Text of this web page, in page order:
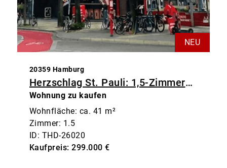
NEU
20359 Hamburg
Herzschlag St. Pauli: 1,5-Zimmerwohnung mit Balkon & Weitblick
Wohnung zu kaufen
Wohnfläche: ca. 41 m²
Zimmer: 1.5
ID: THD-26020
Kaufpreis: 299.000 €